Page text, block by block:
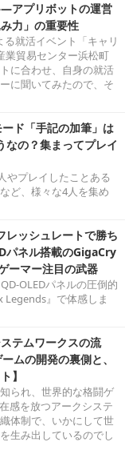
アプリボットの運営
力」の重要性
就活イベント「キャリ
業貿易センター浜松町
に合わせ、自身の就活
に聞いてみたので、そ
ド「手記の加筆」は
の？集まってプレイ
やプレイしたことある
ど、様々な4人を集め
ッシュレートで勝ち
パネル搭載のGigaCry
ーマー注目の武器
OLEDパネルの圧倒的
Legends』で体感しま
テムワークスの流
ムの開発の裏側と、
】
られ、世界的な格闘ゲ
感を放つアークシステ
体制で、いかにして世
生み出しているのでし